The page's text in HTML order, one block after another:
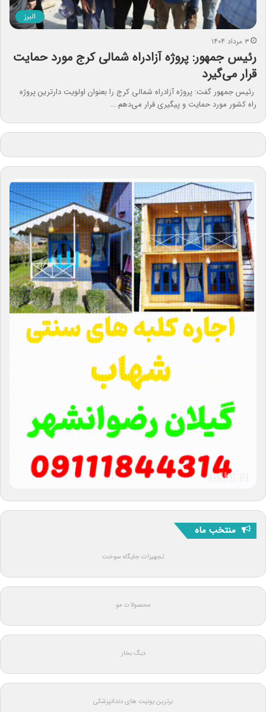
البرز
۳ مرداد ۱۴۰۴
رئیس جمهور: پروژه آزادراه شمالی کرج مورد حمایت
قرار می‌گیرد
رئیس جمهور گفت: پروژه آزادراه شمالی کرج را بعنوان اولویت دارترین پروژه
راه کشور مورد حمایت و پیگیری قرار می‌دهم.…
منتخب ماه
تجهیزات جایگاه سوخت
محصولات مو
دیگ بخار
برترین یونیت های دندانپزشکی